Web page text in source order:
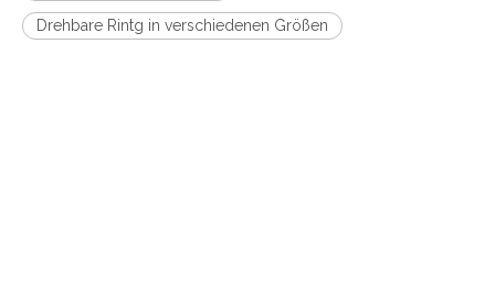
Drehbare Rintg in verschiedenen Größen